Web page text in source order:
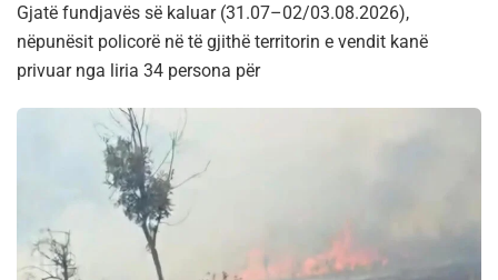
Gjatë fundjavës së kaluar (31.07–02/03.08.2026),
nëpunësit policorë në të gjithë territorin e vendit kanë
privuar nga liria 34 persona për